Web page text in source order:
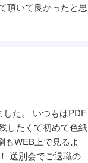
頂いて良かったと思
た。 いつもはPDF
したくて初めて色紙
もWEB上で見るよ
送別会でご退職の